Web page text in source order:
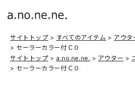
サイトトップ すべてのアイテム アウタ
セーラーカラー付ＣＯ
サイトトップ
a.no.ne.ne. アウター
セーラーカラー付ＣＯ